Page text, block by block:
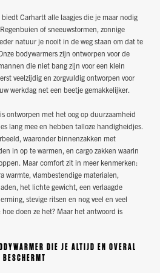
Carhartt alle laagjes die je maar nodig
of sneeuwstormen, zonnige
natuur je nooit in de weg staan om dat te
bodywarmers zijn ontworpen voor de
die niet bang zijn voor een klein
veelzijdig en zorgvuldig ontworpen voor
werkdag net een beetje gemakkelijker.
ontworpen met het oog op duurzaamheid
lang mee en hebben talloze handigheidjes.
waaronder binnenzakken met
in op te warmen, en cargo zakken waarin
Maar comfort zit in meer kenmerken:
warmte, vlambestendige materialen,
het lichte gewicht, een verlaagde
stevige ritsen en nog veel en veel
doen ze het? Maar het antwoord is
DIE JE ALTIJD EN OVERAL
BESCHERMT